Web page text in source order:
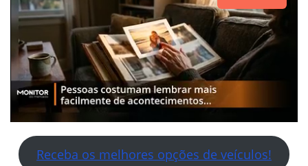
Receba os melhores opções de veículos!